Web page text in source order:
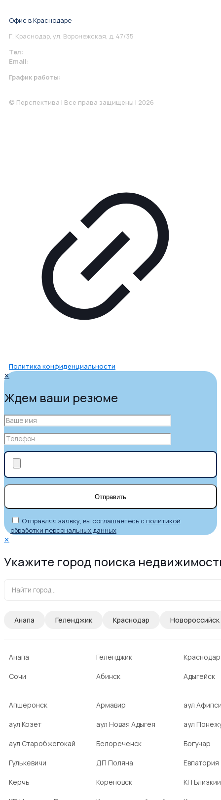
Офис в Краснодаре
Г. Краснодар, ул. Воронежская, д. 47/35
Тел:
Email:
График работы:
© Перспектива | Все права защищены | 2026
Политика конфиденциальности
✕
Ждем ваши резюме
Отправляя заявку, вы соглашаетесь с политикой
обработки персональных данных
✕
Укажите город поиска
Анапа Геленджик Краснодар Новороссийск
Анапа Геленджик Краснодар
Сочи Абинск Адыгейск
Апшеронск Армавир аул
аул Козет аул Новая Адыгея аул
аул Старобжегокай Белореченск Богучар
Гулькевичи ДП Поляна Евпатория
Керчь Кореновск КП Близкий